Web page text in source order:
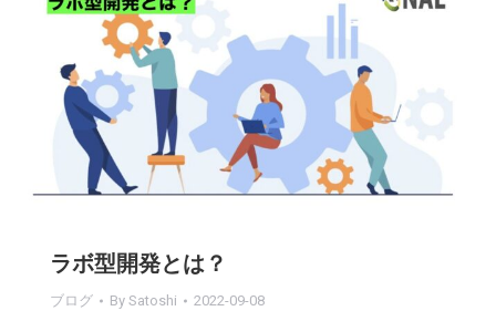
ラボ型開発とは？
ブログ By Satoshi 2022-09-08